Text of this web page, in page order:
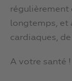
régulièrement
longtemps, et
cardiaques,
A votre santé !